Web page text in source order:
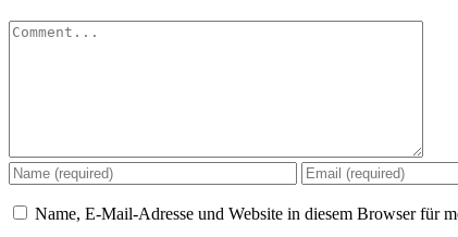
Comment
Name, E-Mail-Adresse und Website in diesem Browser für